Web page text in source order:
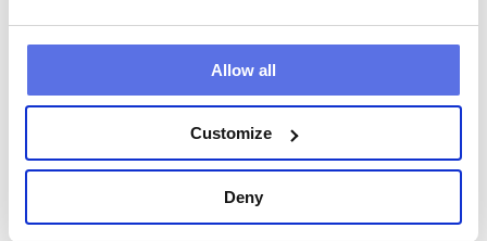
Allow all
Customize
Deny
en misschien wel de eerste stap naar een
gezonder en sterker lichaam.
Boek een gratis proefles